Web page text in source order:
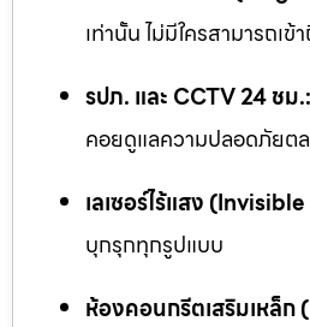
เท่านั้น ไม่มีใครสามารถเข้
รปภ. และ CCTV 24 ชม.:
คอยดูแลความปลอดภัยต
เลเซอร์ไร้แสง
บุกรุกทุกรูปแบบ
ห้องคอนกรีตเสริมเหล็